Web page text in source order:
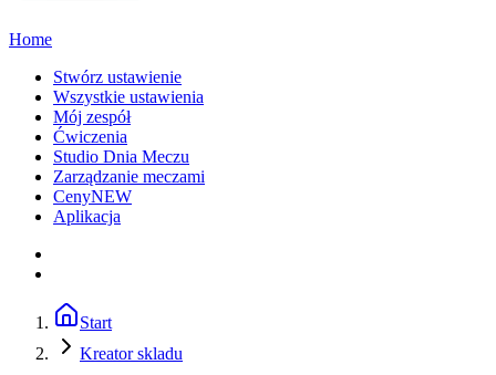
Home
Stwórz ustawienie
Wszystkie ustawienia
Mój zespół
Ćwiczenia
Studio Dnia Meczu
Zarządzanie meczami
CenyNEW
Aplikacja
Start
Kreator skladu